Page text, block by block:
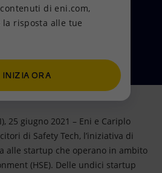
innovative in
25 giugno 2021 – Eni e Cariplo
di Safety Tech, l’iniziativa di
alle startup che operano in ambito
(HSE). Delle undici startup
di eni.com,
risposta alle tue
INIZIA ORA